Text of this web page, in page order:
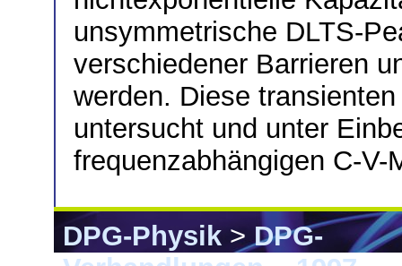
unsymmetrische DLTS-
verschiedener Barrieren
werden. Diese
untersucht und unter
frequenzabhängigen C-
DPG-Physik>DPG-